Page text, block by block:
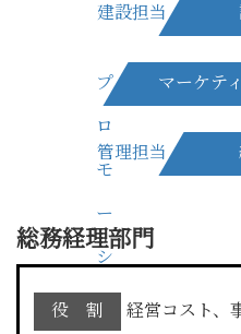
建設担当
プ
ロ
モ
ー
シ
ョ
マーケテ
管理担当
総務経理部門
役 割
経営コスト、